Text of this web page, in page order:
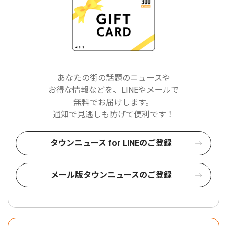
あなたの街の話題のニュースや
お得な情報などを、LINEやメールで
無料でお届けします。
通知で見逃しも防げて便利です！
タウンニュース for LINEのご登録
メール版タウンニュースのご登録